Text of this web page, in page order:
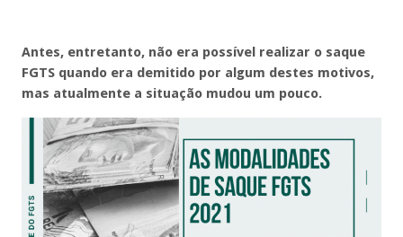
Antes, entretanto, não era possível realizar o saque
FGTS quando era demitido por algum destes motivos,
mas atualmente a situação mudou um pouco.